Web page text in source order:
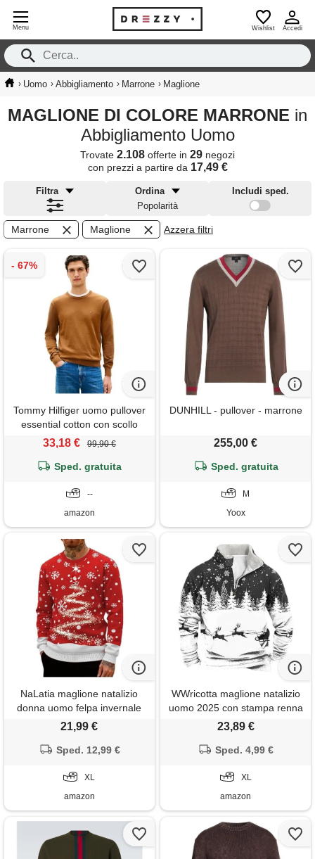
Menu Wishlist Accedi
› Uomo › Abbigliamento › Marrone › Maglione
MAGLIONE DI COLORE MARRONE in
Abbigliamento Uomo
Trovate 2.108 offerte in 29 negozi
con prezzi a partire da 17,49 €
Filtra
Ordina
Popolarità
Includi sped.
Marrone Maglione Azzera filtri
Tommy Hilfiger uomo pullover
essential cotton con scollo
rotondo, marrone (highland
33,18 € 99,90 €
Sped. gratuita
--
amazon
DUNHILL - pullover - marrone
255,00 €
Sped. gratuita
M
Yoox
NaLatia maglione natalizio
donna uomo felpa invernale
brutti christmas sweater
manica lunga per coppia
termica
21,99 €
Sped. 12,99 €
XL
amazon
WWricotta maglione natalizio
uomo 2025 con stampa renna
diventente e fiocchi di neve,
con zip 1/4, maglione a
feste di natale
23,89 €
Sped. 4,99 €
XL
amazon